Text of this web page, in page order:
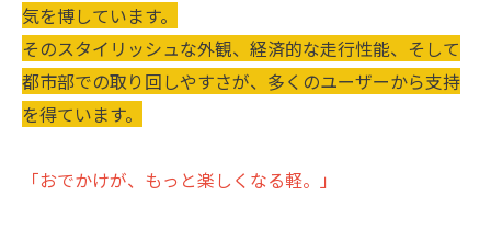
気を博しています。
そのスタイリッシュな外観、経済的な走行性能、そして
都市部での取り回しやすさが、多くのユーザーから支持
を得ています。
「おでかけが、もっと楽しくなる軽。」